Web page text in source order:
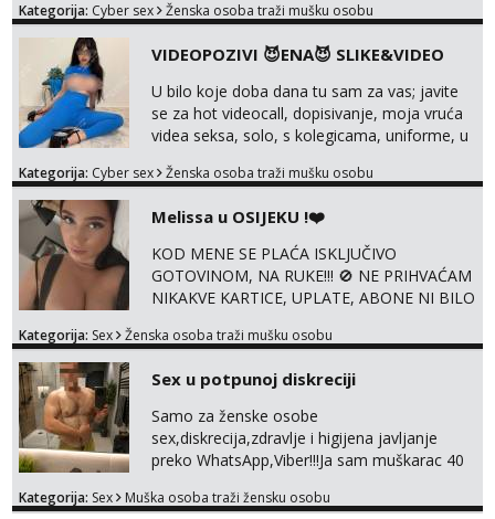
solo i s partnerom, kolegicama
haljine, štikle, samostojeće itd. Nudim
svakakva videa seksa, pušenje, razne
lokacije, suradnje s kolegicama, fetiši..
Dopisivanje i slike također radim. NIŠTA UŽI...
Kategorija: Cyber sex Ženska osoba traži mušku osobu
VIDEOPOZIVI 😈ENA😈 SLIKE&VIDEO
U bilo koje doba dana tu sam za vas; javite
se za hot videocall, dopisivanje, moja vruća
videa seksa, solo, s kolegicama, uniforme, u
+385919977166 Telegram 👉
UŽIVO
Kategorija: Cyber sex Ženska osoba traži mušku osobu
Melissa u OSIJEKU !❤️
KOD MENE SE PLAĆA ISKLJUČIVO
GOTOVINOM, NA RUKE!!! 🚫 NE PRIHVAĆAM
NIKAKVE KARTICE, UPLATE, ABONE NI BILO
SAMO GOTOVINA!!! Moje fotografije su
za dopisivanja Za dogovor mi piši direktno na
WhatsApp – ako znaš što želiš, bit će ti
nagrađeno.
Kategorija: Sex Ženska osoba traži mušku osobu
Sex u potpunoj diskreciji
Samo za ženske osobe
sex,diskrecija,zdravlje i higijena javljanje
preko WhatsApp,Viber!!!Ja sam muškarac 40
sve stvar dogovora otvoren za sve
Kategorija: Sex Muška osoba traži žensku osobu